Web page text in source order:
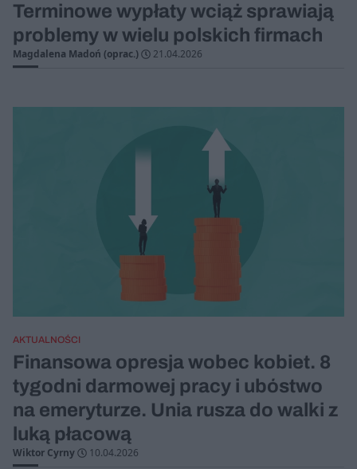
Terminowe wypłaty wciąż sprawiają
problemy w wielu polskich firmach
Magdalena Madoń (oprac.) 21.04.2026
AKTUALNOŚCI
Finansowa opresja wobec kobiet. 8
tygodni darmowej pracy i ubóstwo
na emeryturze. Unia rusza do walki z
luką płacową
Wiktor Cyrny 10.04.2026